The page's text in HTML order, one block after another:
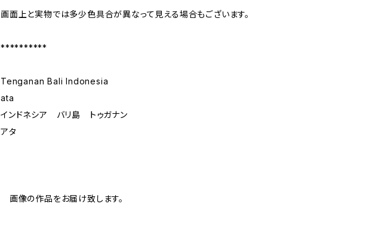
画面上と実物では多少色具合が異なって見える場合もございます。
**********
Tenganan Bali Indonesia
ata
インドネシア バリ島 トゥガナン
アタ
画像の作品をお届け致します。